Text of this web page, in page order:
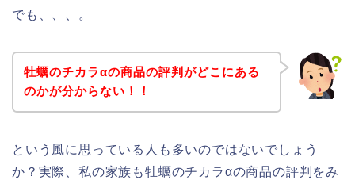
でも、、、。
牡蠣のチカラαの商品の評判がどこにある
のかが分からない！！
という風に思っている人も多いのではないでしょう
か？実際、私の家族も牡蠣のチカラαの商品の評判をみ